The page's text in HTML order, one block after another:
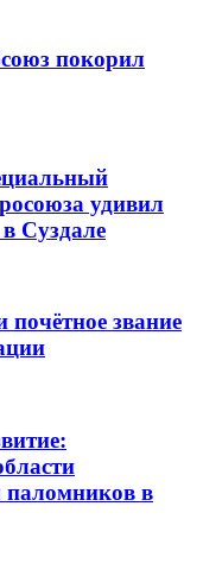
покорил
удивил
Суздале
звание
паломников в